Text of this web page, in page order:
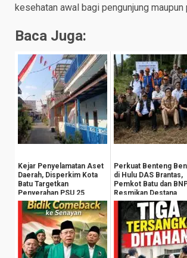
kesehatan awal bagi pengunjung maupun
Baca Juga:
Kejar Penyelamatan Aset
Daerah, Disperkim Kota
Batu Targetkan
Penyerahan PSU 25
Perumahan Tahun Ini
Perkuat Benteng
di Hulu DAS Brantas,
Pemkot Batu dan
Resmikan Destana
Giripurno